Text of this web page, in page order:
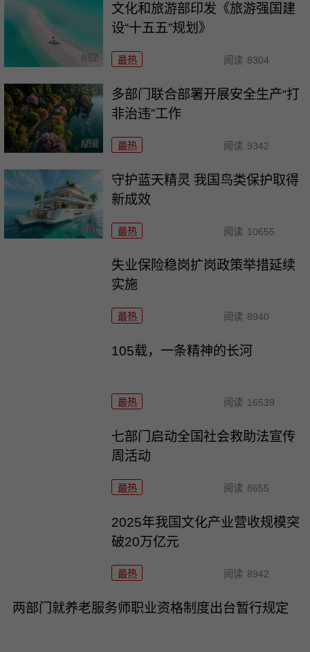
文化和旅游部印发《旅游强国建
设“十五五”规划》
最热 阅读 8304
多部门联合部署开展安全生产“打
非治违”工作
最热 阅读 9342
守护蓝天精灵 我国鸟类保护取得
新成效
最热 阅读 10655
失业保险稳岗扩岗政策举措延续
实施
最热 阅读 8940
105载，一条精神的长河
最热 阅读 16539
七部门启动全国社会救助法宣传
周活动
最热 阅读 8655
2025年我国文化产业营收规模突
破20万亿元
最热 阅读 8942
两部门就养老服务师职业资格制度出台暂行规定